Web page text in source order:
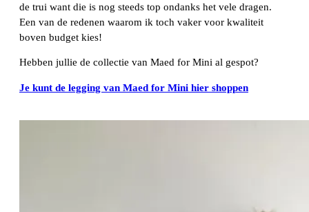
de trui want die is nog steeds top ondanks het vele dragen.
Een van de redenen waarom ik toch vaker voor kwaliteit
boven budget kies!
Hebben jullie de collectie van Maed for Mini al gespot?
Je kunt de legging van Maed for Mini hier shoppen